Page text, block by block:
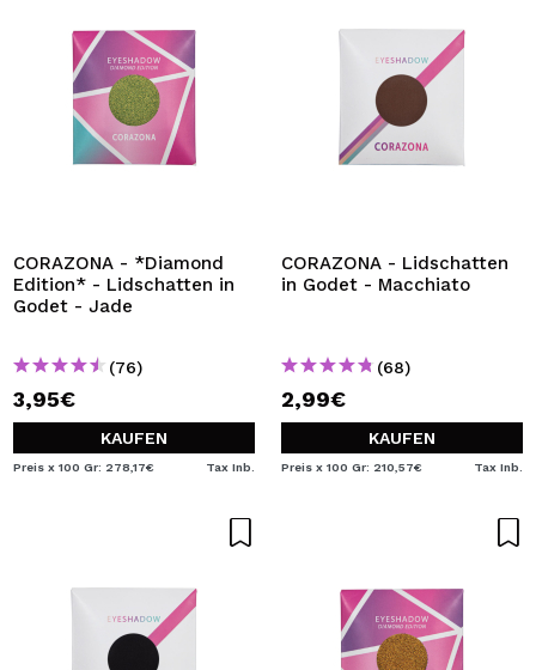
CORAZONA - *Diamond
Edition* - Lidschatten in
Godet - Jade
(76)
3,95€
KAUFEN
Preis x 100 Gr: 278,17€ Tax Inb.
CORAZONA - Lidschatten
in Godet - Macchiato
(68)
2,99€
KAUFEN
Preis x 100 Gr: 210,57€ Tax Inb.